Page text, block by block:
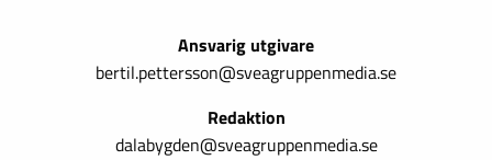
Ansvarig utgivare
bertil.pettersson@sveagruppenmedia.se
Redaktion
dalabygden@sveagruppenmedia.se